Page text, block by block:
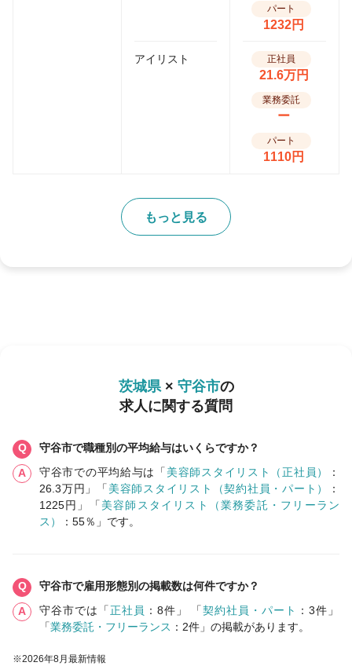
パート
1232円
アイリスト 正社員
21.6万円
業務委託
ー
パート
1110円
もっと見る
茨城県× 守谷市の
求人に関する質問
守谷市で職種別の平均給与はいくらですか？
守谷市での平均給与は「 美容師スタイリスト（正社員）
：
26.3万円」「 美容師スタイリスト（契約社員・パート）
：
1225円」「 美容師スタイリスト（業務委託・フリーラン
ス）
：55％」です。
守谷市で雇用形態別の掲載数は何件ですか？
守谷市では「正社員 ：8件」 「契約社員・パート
：3件」
「業務委託・フリーランス ：2件」の掲載があります。
※2026年8月最新情報